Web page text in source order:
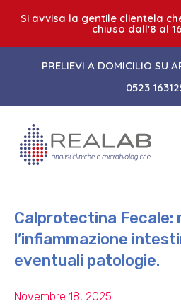
Si avvisa la gentile clientela
chiuso dall'8 al
PRELIEVI A DOMICILIO SU
0523
Calprotectina Fecale:
l’infiammazione
eventuali patologie.
Novembre 18, 2025